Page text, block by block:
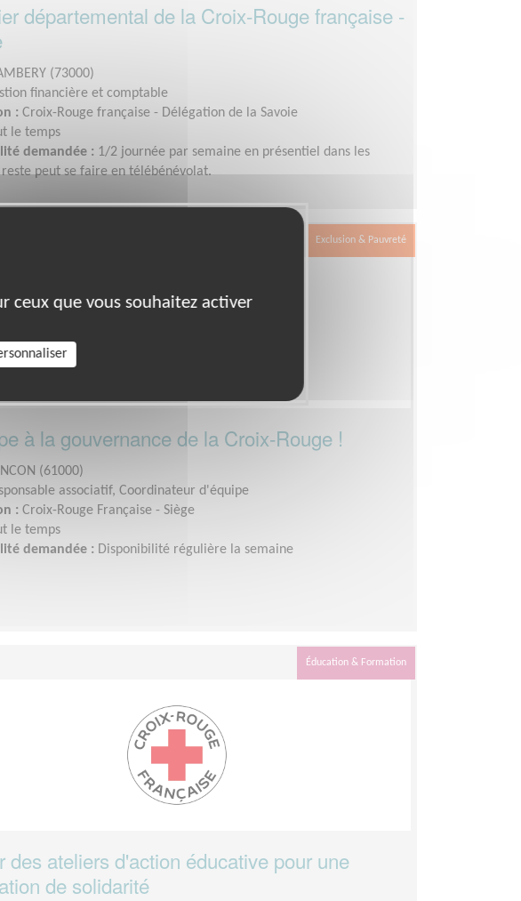
départemental de la Croix-Rouge française -
(73000)
financière et comptable
: Croix-Rouge française - Délégation de la Savoie
le temps
demandée : 1/2 journée par semaine en présentiel dans les
peut se faire en télébénévolat.
Exclusion & Pauvreté
à la gouvernance de la Croix-Rouge !
(61000)
associatif, Coordinateur d'équipe
: Croix-Rouge Française - Siège
le temps
demandée : Disponibilité régulière la semaine
Éducation & Formation
des ateliers d'action éducative pour une
de solidarité
ceux que vous souhaitez activer